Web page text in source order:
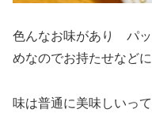
色んなお味があり パッ
めなのでお持たせなど
味は普通に美味しいっ